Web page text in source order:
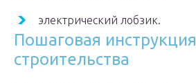
электрический лобзик.
Пошаговая инструкция
строительства